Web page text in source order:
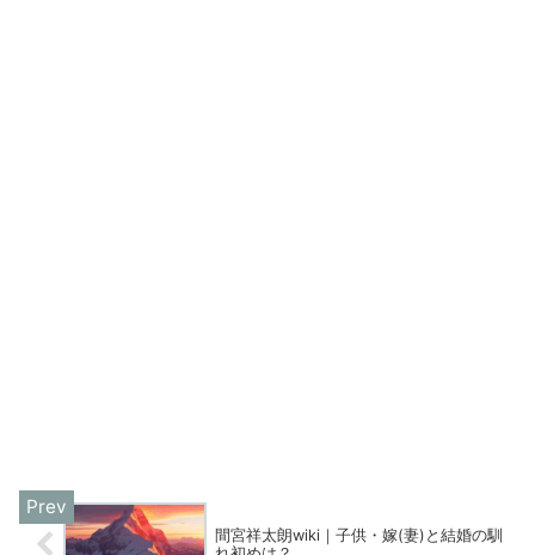
間宮祥太朗wiki｜子供・嫁(妻)と結婚の馴